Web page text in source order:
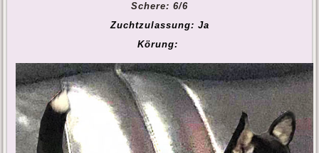
Schere: 6/6
Zuchtzulassung: Ja
Körung: